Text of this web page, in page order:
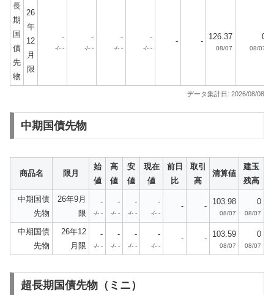
長
期
国
債
先
物
26
年
12
月
限
-
-/- -
-
-/- -
-
-/- -
-
-/- -
- - 126.37
08/07
0
08/07
データ集計日: 2026/08/08
中期国債先物
商品名 限月
始
値
高
値
安
値
現在
値
前日
比
取引
高
清算値
建玉
残高
中期国債
先物
26年9月
限
-
-/- -
-
-/- -
-
-/- -
-
-/- -
- - 103.98
08/07
0
08/07
中期国債
先物
26年12
月限
-
-/- -
-
-/- -
-
-/- -
-
-/- -
- - 103.59
08/07
0
08/07
超長期国債先物（ミニ）